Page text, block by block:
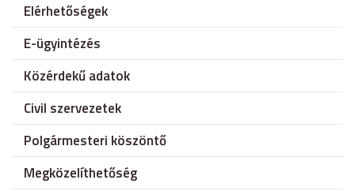
Elérhetőségek
E-ügyintézés
Közérdekű adatok
Civil szervezetek
Polgármesteri köszöntő
Megközelíthetőség